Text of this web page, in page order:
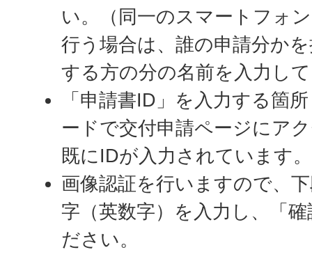
い。（同一のスマートフォ
行う場合は、誰の申請分か
する方の分の名前を入力し
「申請書ID」を入力する箇
ードで交付申請ページにア
既にIDが入力されています。
画像認証を行いますので、
字（英数字）を入力し、「
ださい。